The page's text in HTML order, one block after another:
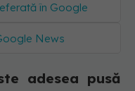
în Google
News
adesea pusă